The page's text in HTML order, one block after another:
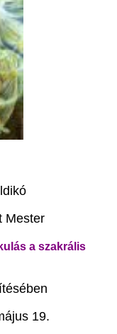
Mester
a szakrális
19.